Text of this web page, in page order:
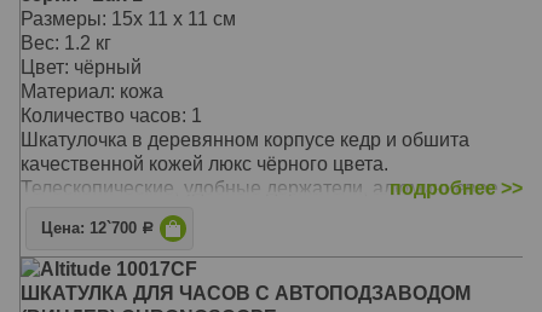
движения в каждом интервале.
Непрерывный режим: 30 минут движения - изменение
направления движения - 30 движения.
Вращений за сутки: 650-800-900-1800.
Изменение направления: по часовой стрелке, против
часовой стрелки, и в обоих направлениях;
Sleep Phase: ежедневный 10-часовой перерыв
скорость вращения : непрерывное вращение в течение
Работа от сети
Производство Германия
Подарочная упаковка
Размеры: 15х 11 х 11 см
Вес: 1.2 кг
Цвет: чёрный
Материал: кожа
Количество часов: 1
Шкатулочка в деревянном корпусе кедр и обшита
качественной кожей люкс чёрного цвета.
Телескопические, удобные держатели, алюминиевое
обрамление, шлифованный металл, регулировки
направление вращения
Работает от двух батареек класса C.
Идеально подходит для автоподзавода большинства
подробнее >>
Цена: 12`700 Р
Altitude 10017CF
ШКАТУЛКА ДЛЯ ЧАСОВ С АВТОПОДЗАВОДОМ